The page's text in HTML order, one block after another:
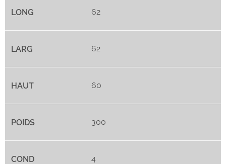
62
62
60
300
4